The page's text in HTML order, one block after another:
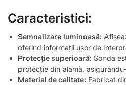
Caracteristici:
Semnalizare luminoasă:
oferind informații ușor de
Protecție superioară: Sonda
protecție din alamă,
Material de calitate: Fabricat